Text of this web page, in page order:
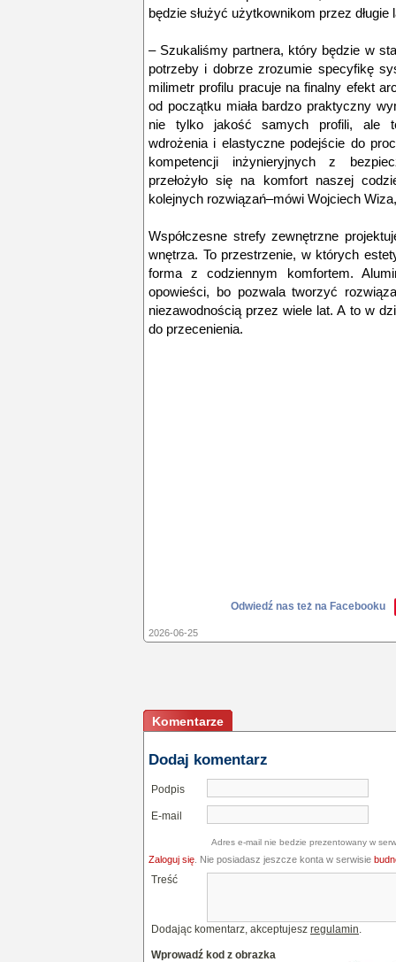
będzie służyć użytkownikom przez długie
– Szukaliśmy partnera, który będzie w
potrzeby i dobrze zrozumie specyfikę
milimetr profilu pracuje na finalny efekt
od początku miała bardzo praktyczny
nie tylko jakość samych profili, ale
wdrożenia i elastyczne podejście do
kompetencji inżynieryjnych z
przełożyło się na komfort naszej
kolejnych rozwiązań–mówi Wojciech
Współczesne strefy zewnętrzne
wnętrza. To przestrzenie, w których
forma z codziennym komfortem.
opowieści, bo pozwala tworzyć
niezawodnością przez wiele lat. A to w
do przecenienia.
Odwiedź nas też na Facebooku
2026-06-25
Komentarze
Dodaj komentarz
Podpis
E-mail
Adres e-mail nie bedzie prezentowany w
Zaloguj się . Nie posiadasz jeszcze konta w serwisie
Treść
Dodając komentarz, akceptujesz regulamin.
Wprowadź kod z obrazka